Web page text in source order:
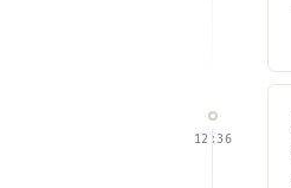
12:36